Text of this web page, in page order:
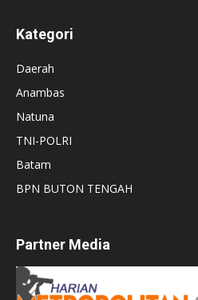
Kategori
Daerah
Anambas
Natuna
TNI-POLRI
Batam
BPN BUTON TENGAH
Partner Media